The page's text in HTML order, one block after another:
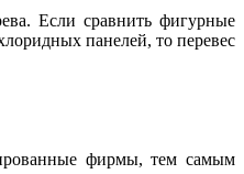
Если сравнить фигурные
панелей, то перевес
фирмы, тем самым